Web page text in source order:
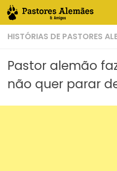
Skip to content
HISTÓRIAS DE PASTORES
Pastor alemão
não quer parar